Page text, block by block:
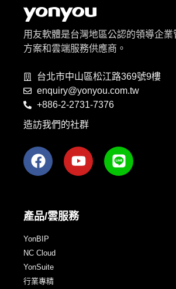
用友軟體是台灣地區公認的領導企
方案和雲端服務供應商。
台北市中山區松江路369號9樓
enquiry@yonyou.com.tw
+886-2-2731-7376
造訪我們的社群
產品/雲服務
YonBIP
NC Cloud
YonSuite
行業專精